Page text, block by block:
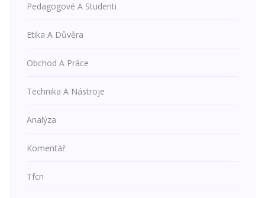
Pedagogové A Studenti
Etika A Důvěra
Obchod A Práce
Technika A Nástroje
Analýza
Komentář
Tfcn